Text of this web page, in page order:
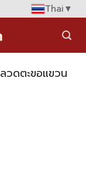
Thai▼
ลวดตะขอแขวน